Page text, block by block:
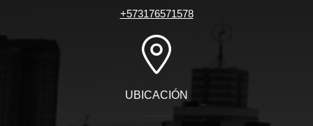
+573176571578
UBICACIÓN